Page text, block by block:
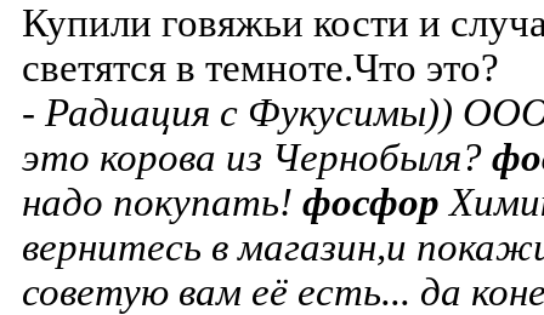
Купили говяжьи кости и
светятся в темноте.Что это?
- Радиация с Фукусимы))
это корова из Чернобыля?
надо покупать! фосфор
вернитесь в магазин,и
советую вам её есть... да